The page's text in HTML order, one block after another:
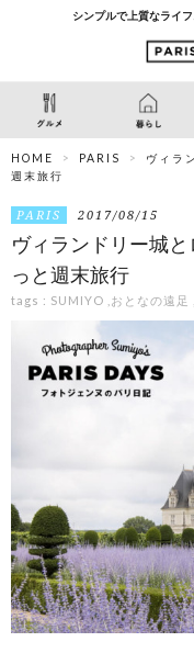
シンプルで上質なライ
HOME PARIS
ヴィラ
週末旅行
PARIS 2017/08/15
ヴィランドリー城
っと週末旅行
tags : SUMIYO おとなの遠足